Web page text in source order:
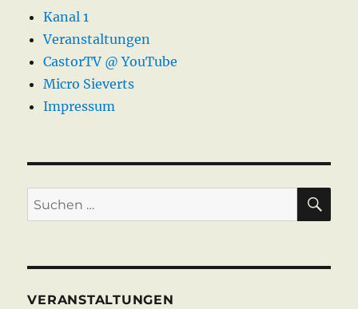
Kanal 1
Veranstaltungen
CastorTV @ YouTube
Micro Sieverts
Impressum
Suche
nach:
VERANSTALTUNGEN